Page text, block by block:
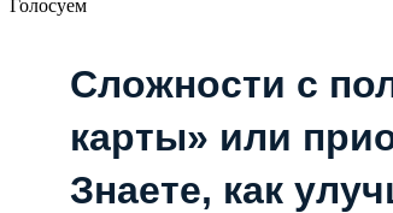
Голосуем
Сложности с
карты» или
Знаете, как